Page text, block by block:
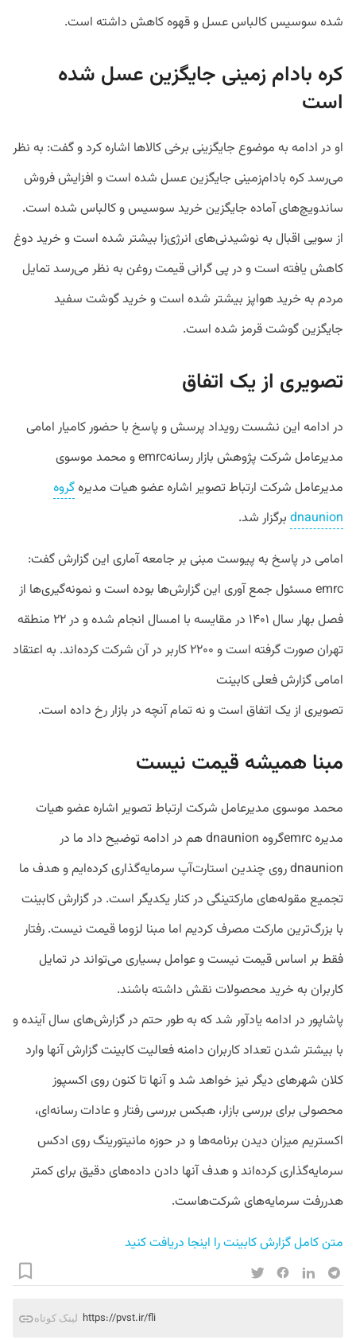
شده سوسیس کالباس عسل و قهوه کاهش داشته است.
کره بادام زمینی جایگزین عسل شده
است
او در ادامه به موضوع جایگزینی برخی کالاها اشاره کرد و گفت: به نظر
می‌رسد کره بادام‌زمینی جایگزین عسل شده است و افزایش فروش
ساندویچ‌های آماده جایگزین خرید سوسیس و کالباس شده است.
از سویی اقبال به نوشیدنی‌های انرژی‌زا بیشتر شده است و خرید دوغ
کاهش یافته است و در پی گرانی قیمت روغن به نظر می‌رسد تمایل
مردم به خرید هواپز بیشتر شده است و خرید گوشت سفید
جایگزین گوشت قرمز شده است.
تصویری از یک اتفاق
در ادامه این نشست رویداد پرسش و پاسخ با حضور کامیار امامی
مدیرعامل شرکت پژوهش بازار رسانهemrc و محمد موسوی
مدیرعامل شرکت ارتباط تصویر اشاره عضو هیات مدیرهگروه
dnaunion برگزار شد.
امامی در پاسخ به پیوست مبنی بر جامعه آماری این گزارش گفت:
emrc مسئول جمع آوری این گزارش‌ها بوده است و نمونه‌گیری‌ها از
فصل بهار سال ۱۴۰۱ در مقایسه با امسال انجام شده و در ۲۲ منطقه
تهران صورت گرفته است و ۲۲۰۰ کاربر در آن شرکت کرده‌اند. به اعتقاد
امامی گزارش فعلی کابینت
تصویری از یک اتفاق است و نه تمام آنچه در بازار رخ داده است.
مبنا همیشه قیمت نیست
محمد موسوی مدیرعامل شرکت ارتباط تصویر اشاره عضو هیات
مدیره emrcگروه dnaunion هم در ادامه توضیح داد ما در
dnaunion روی چندین استارت‌آپ سرمایه‌گذاری کرده‌ایم و هدف ما
تجمیع مقوله‌های مارکتینگی در کنار یکدیگر است. در گزارش کابینت
با بزرگ‌ترین مارکت مصرف کردیم اما مبنا لزوما قیمت نیست. رفتار
فقط بر اساس قیمت نیست و عوامل بسیاری می‌تواند در تمایل
کاربران به خرید محصولات نقش داشته باشند.
پاشاپور در ادامه یادآور شد که به طور حتم در گزارش‌های سال آینده و
با بیشتر شدن تعداد کاربران دامنه فعالیت کابینت گزارش آنها وارد
کلان شهرهای دیگر نیز خواهد شد و آنها تا کنون روی اکسپوز
محصولی برای بررسی بازار، هبکس بررسی رفتار و عادات رسانه‌ای،
اکستریم میزان دیدن برنامه‌ها و در حوزه مانیتورینگ روی ادکس
سرمایه‌گذاری کرده‌اند و هدف آنها دادن داده‌های دقیق برای کمتر
هدررفت سرمایه‌های شرکت‌هاست.
متن کامل گزارش کابینت را اینجا دریافت کنید
لینک کوتاه https://pvst.ir/fli